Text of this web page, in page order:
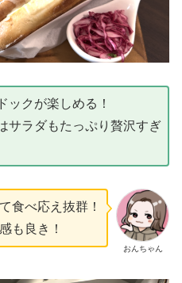
ックが楽しめる！
サラダもたっぷり贅沢すぎ
おんちゃん
食べ応え抜群！
も良き！